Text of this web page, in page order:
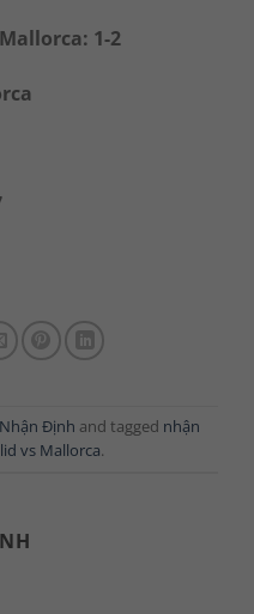
1-2
Định and tagged nhận
vs Mallorca.